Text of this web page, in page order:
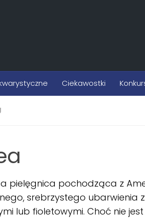
Ciekawostki
pielęgnica pochodząca z
srebrzystego ubarwienia
lub fioletowymi. Choć nie